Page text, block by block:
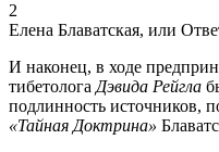
2
Елена Блаватская, или
И наконец, в ходе
тибетолога Дэвида Рейгла
подлинность источников,
«Тайная Доктрина»